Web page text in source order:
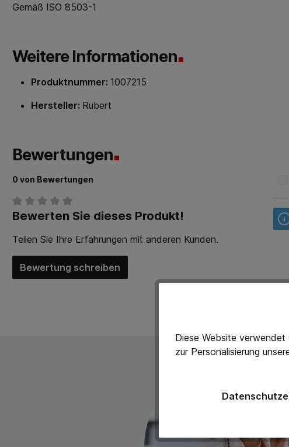
Gemäß ISO 8503-1
Weitere Informationen
Produktnummer: 1007215
Hersteller: Rubert
Bewertungen
0 von Bewertungen
Durchschnittliche Bewertung von 0 von 5 Sternen
Bewerten Sie dieses Produkt!
Teilen Sie Ihre Erfahrungen mit anderen Kunden.
Bewertung schreiben
Diese Website
zur Personalisierung